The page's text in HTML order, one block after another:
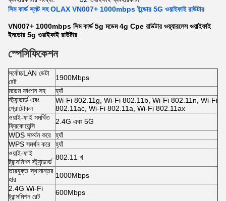
সিম কার্ড স্লট সহ OLAX VN007+ 1000mbps ইন্ডোর 5G ওয়াইফাই রাউটার
VN007+ 1000mbps সিম কার্ড 5g মডেম 4g Cpe রাউটার ওয়্যারলেস ওয়াইফাই
ইনডোর 5g ওয়াইফাই রাউটার
স্পেসিফিকেশন
সর্বোচ্চLAN ডেটা
রেট
1900Mbps
মডেম ফাংশন সহ
হ্যাঁ
স্ট্যান্ডার্ড এবং
প্রোটোকল
Wi-Fi 802.11g, Wi-Fi 802.11b, Wi-Fi 802.11n, Wi-Fi
802.11ac, Wi-Fi 802.11a, Wi-Fi 802.11ax
ওয়াই-ফাই সমর্থিত
ফ্রিকোয়েন্সি
2.4G এবং 5G
WDS সমর্থন করে হ্যাঁ
WPS সমর্থন করে
হ্যাঁ
ওয়াই-ফাই
ট্রান্সমিশন স্ট্যান্ডার্ড
802.11 খ
তারযুক্ত স্থানান্তর
হার
1000Mbps
2.4G Wi-Fi
ট্রান্সমিশন রেট
600Mbps